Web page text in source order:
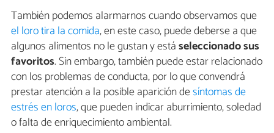
También podemos alarmarnos cuando observamos que
el loro tira la comida, en este caso, puede deberse a que
algunos alimentos no le gustan y estáseleccionado sus
favoritos. Sin embargo, también puede estar relacionado
con los problemas de conducta, por lo que convendrá
prestar atención a la posible aparición desíntomas de
estrés en loros, que pueden indicar aburrimiento, soledad
o falta de enriquecimiento ambiental.